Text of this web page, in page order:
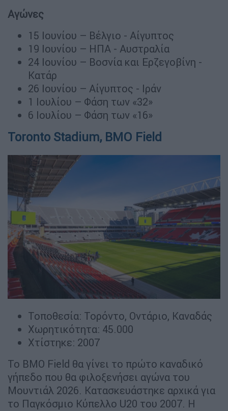
Αγώνες
15 Ιουνίου – Βέλγιο - Αίγυπτος
19 Ιουνίου – ΗΠΑ - Αυστραλία
24 Ιουνίου – Βοσνία και Ερζεγοβίνη -
Κατάρ
26 Ιουνίου – Αίγυπτος - Ιράν
1 Ιουλίου – Φάση των «32»
6 Ιουλίου – Φάση των «16»
Toronto Stadium, BMO Field
Τοποθεσία: Τορόντο, Οντάριο, Καναδάς
Χωρητικότητα: 45.000
Χτίστηκε: 2007
Το BMO Field θα γίνει το πρώτο καναδικό
γήπεδο που θα φιλοξενήσει αγώνα του
Μουντιάλ 2026. Κατασκευάστηκε αρχικά για
το Παγκόσμιο Κύπελλο U20 του 2007. Η